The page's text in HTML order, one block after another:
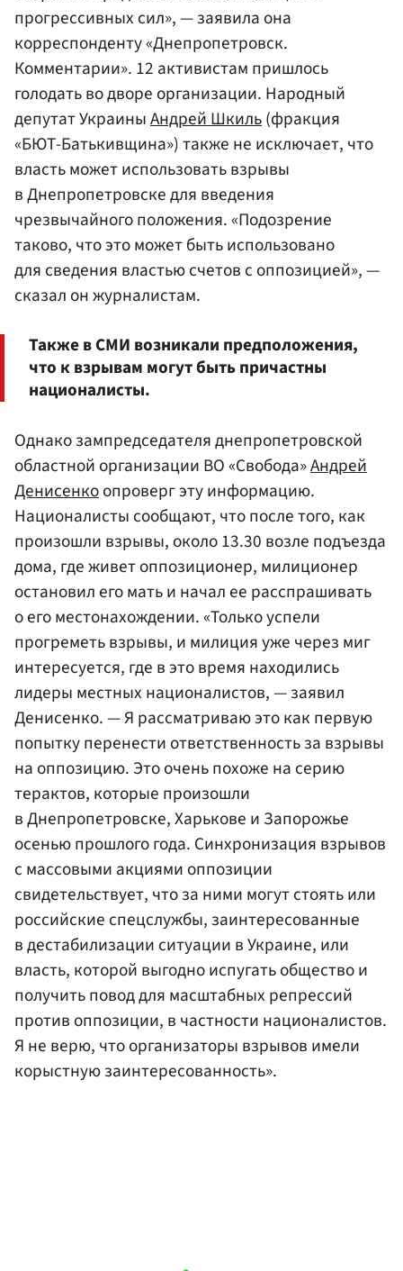
прогрессивных сил», — заявила она
корреспонденту «Днепропетровск.
Комментарии». 12 активистам пришлось
голодать во дворе организации. Народный
депутат УкраиныАндрей Шкиль(фракция
«БЮТ-Батькивщина») также не исключает, что
власть может использовать взрывы
в Днепропетровске для введения
чрезвычайного положения. «Подозрение
таково, что это может быть использовано
для сведения властью счетов с оппозицией», —
сказал он журналистам.
Также в СМИ возникали предположения,
что к взрывам могут быть причастны
националисты.
Однако зампредседателя днепропетровской
областной организации ВО «Свобода»Андрей
Денисенкоопроверг эту информацию.
Националисты сообщают, что после того, как
произошли взрывы, около 13.30 возле подъезда
дома, где живет оппозиционер, милиционер
остановил его мать и начал ее расспрашивать
о его местонахождении. «Только успели
прогреметь взрывы, и милиция уже через миг
интересуется, где в это время находились
лидеры местных националистов, — заявил
Денисенко. — Я рассматриваю это как первую
попытку перенести ответственность за взрывы
на оппозицию. Это очень похоже на серию
терактов, которые произошли
в Днепропетровске, Харькове и Запорожье
осенью прошлого года. Синхронизация взрывов
с массовыми акциями оппозиции
свидетельствует, что за ними могут стоять или
российские спецслужбы, заинтересованные
в дестабилизации ситуации в Украине, или
власть, которой выгодно испугать общество и
получить повод для масштабных репрессий
против оппозиции, в частности националистов.
Я не верю, что организаторы взрывов имели
корыстную заинтересованность».